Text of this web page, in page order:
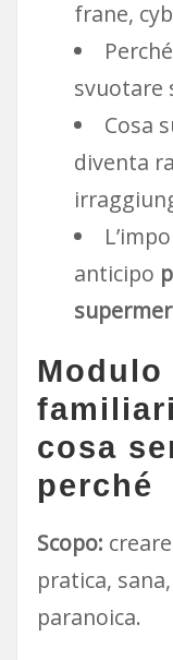
frane,
svuotare
Cosa
diventa
anticipo
Modulo
cosa
perché
Scopo:
pratica,
paranoica.